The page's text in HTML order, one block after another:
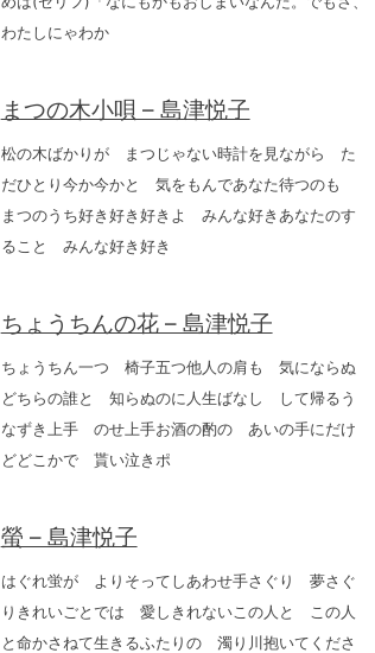
わたしにゃわか
まつの木小唄 – 島津悦子
松の木ばかりが まつじゃない時計を見ながら た
だひとり今か今かと 気をもんであなた待つのも
まつのうち好き好き好きよ みんな好きあなたのす
ること みんな好き好き
ちょうちんの花 – 島津悦子
ちょうちん一つ 椅子五つ他人の肩も 気にならぬ
どちらの誰と 知らぬのに人生ばなし して帰るう
なずき上手 のせ上手お酒の酌の あいの手にだけ
どどこかで 貰い泣きポ
螢 – 島津悦子
はぐれ蛍が よりそってしあわせ手さぐり 夢さぐ
りきれいごとでは 愛しきれないこの人と この人
と命かさねて生きるふたりの 濁り川抱いてくださ